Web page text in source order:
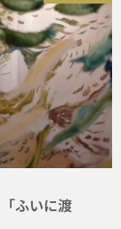
ふいに渡